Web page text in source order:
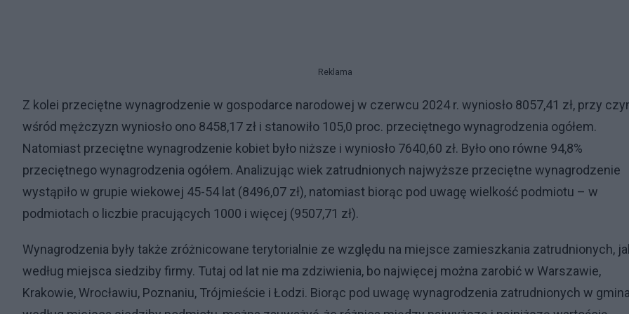
Reklama
Z kolei przeciętne wynagrodzenie w gospodarce narodowej w czerwcu 2024 r. wyniosło 8057,41 zł, przy
wśród mężczyzn wyniosło ono 8458,17 zł i stanowiło 105,0 proc. przeciętnego wynagrodzenia ogółem.
Natomiast przeciętne wynagrodzenie kobiet było niższe i wyniosło 7640,60 zł. Było ono równe 94,8%
przeciętnego wynagrodzenia ogółem. Analizując wiek zatrudnionych najwyższe przeciętne wynagrodzenie
wystąpiło w grupie wiekowej 45-54 lat (8496,07 zł), natomiast biorąc pod uwagę wielkość podmiotu – w
podmiotach o liczbie pracujących 1000 i więcej (9507,71 zł).
Wynagrodzenia były także zróżnicowane terytorialnie ze względu na miejsce zamieszkania zatrudnionych,
według miejsca siedziby firmy. Tutaj od lat nie ma zdziwienia, bo najwięcej można zarobić w Warszawie,
Krakowie, Wrocławiu, Poznaniu, Trójmieście i Łodzi. Biorąc pod uwagę wynagrodzenia zatrudnionych w